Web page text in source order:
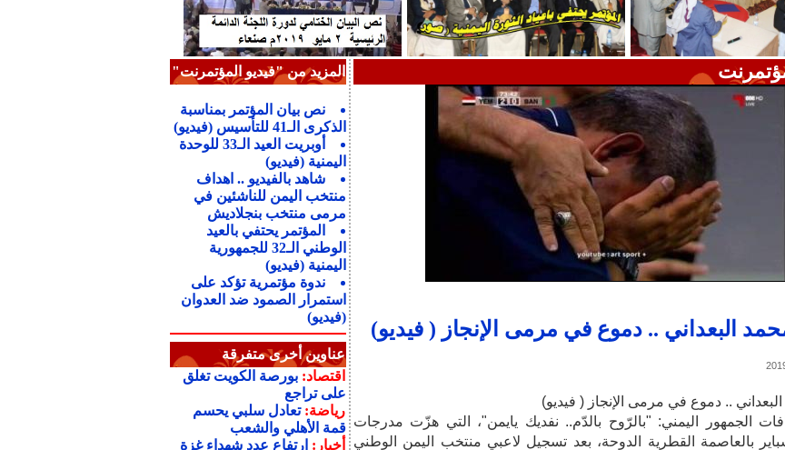
محمد البعداني .. دموع في مرمى الإنجاز ( فيديو)
البعداني .. دموع في مرمى الإنجاز ( فيديو)
الجمهور اليمني: "بالرّوح بالدّم.. نفديك يايمن"، التي هزّت مدرجات
بالعاصمة القطرية الدوحة، بعد تسجيل لاعبي منتخب اليمن الوطني
المزيد من "فيديو المؤتمرنت"
نص بيان المؤتمر بمناسبة
الذكرى الـ41 للتأسيس (فيديو)
أوبريت العيد الـ33 للوحدة
اليمنية (فيديو)
شاهد بالفيديو .. اهداف
منتخب اليمن للناشئين في
مرمى منتخب بنجلاديش
المؤتمر يحتفي بالعيد
الوطني الـ32 للجمهورية
اليمنية (فيديو)
ندوة مؤتمرية تؤكد على
استمرار الصمود ضد العدوان
(فيديو)
عناوين أخرى متفرقة
اقتصاد:بورصة الكويت تغلق
على تراجع
رياضة:تعادل سلبي يحسم
قمة الأهلي والشعب
أخبار: ارتفاع عدد شهداء غزة